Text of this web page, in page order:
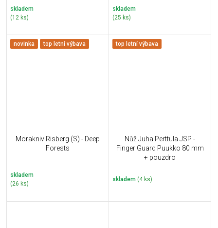
skladem
(12 ks)
skladem
(25 ks)
novinka top letní výbava
Morakniv Risberg (S) - Deep
Forests
skladem
(26 ks)
top letní výbava
Nůž Juha Perttula JSP -
Finger Guard Puukko 80 mm
+ pouzdro
skladem (4 ks)